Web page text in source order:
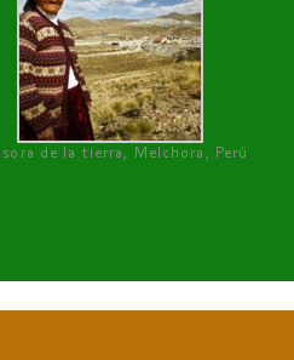
de la tierra, Melchora, Perú